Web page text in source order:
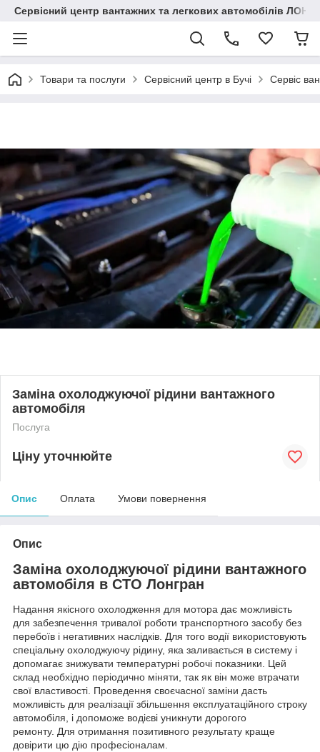
Сервісний центр вантажних та легкових автомобілів
Товари та послуги Сервісний центр в Бучі Сервіс
Заміна охолоджуючої рідини вантажного
автомобіля
Послуга
Ціну уточнюйте
Опис Оплата Умови повернення
Опис
Заміна охолоджуючої рідини вантажного
автомобіля в СТО Лонгран
Надання якісного охолодження для мотора дає можливість
для забезпечення тривалої роботи транспортного засобу без
перебоїв і негативних наслідків. Для того водії використовують
спеціальну охолоджуючу рідину, яка заливається в систему і
допомагає знижувати температурні робочі показники. Цей
склад необхідно періодично міняти, так як він може втрачати
свої властивості. Проведення своєчасної заміни дасть
можливість для реалізації збільшення експлуатаційного строку
автомобіля, і допоможе водієві уникнути дорогого
ремонту. Для отримання позитивного результату краще
довірити цю дію професіоналам.